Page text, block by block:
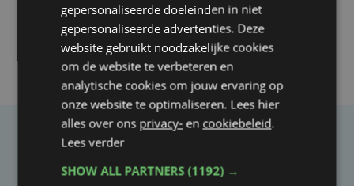
Taalfout opgemerkt?
Heb je een taal- of schrijffout opgemerkt in dit
gepersonaliseerde doeleinden in niet
gepersonaliseerde advertenties. Deze
website gebruikt noodzakelijke cookies
om de website te verbeteren en
analytische cookies om jouw ervaring op
onze website te optimaliseren. Lees hier
alles over ons privacy- en cookiebeleid.
Lees verder
SHOW ALL PARTNERS(1192) →